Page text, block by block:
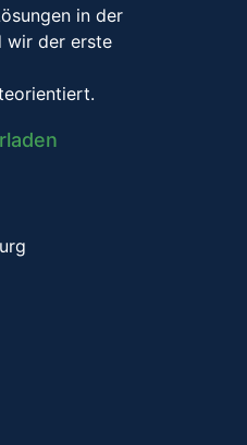
in der
wir der erste